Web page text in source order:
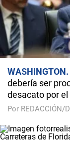
WASHINGTON
debería ser
desacato por el
Por REDACCIÓN/